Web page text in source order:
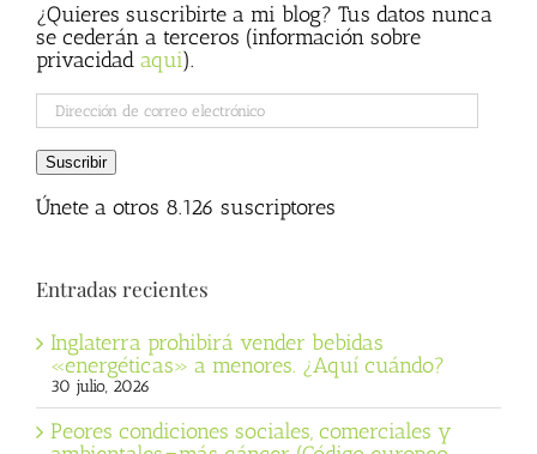
¿Quieres suscribirte a mi blog? Tus datos nunca
se cederán a terceros (información sobre
privacidad aqui).
Dirección
de
correo
electrónico
Suscribir
Únete a otros 8.126 suscriptores
Entradas recientes
Inglaterra prohibirá vender bebidas
«energéticas» a menores. ¿Aquí cuándo?
30 julio, 2026
Peores condiciones sociales, comerciales y